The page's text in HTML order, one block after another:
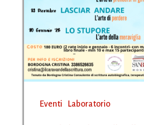
Eventi Laboratorio